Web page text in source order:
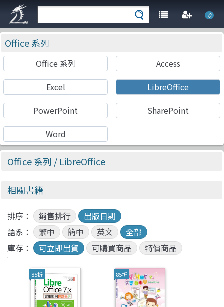
0
Office 系列
Office 系列
Access
Excel
LibreOffice
PowerPoint
SharePoint
Word
Office 系列 / LibreOffice
相關書籍
排序： 銷售排行
出版日期
語系：
繁中 簡中 英文
全部
庫存：
可立即出貨 可購買商品 特價商品
85折 85折